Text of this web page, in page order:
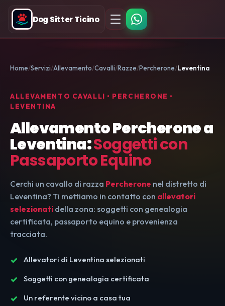
Dog Sitter Ticino
Home Servizi Allevamento Cavalli Razze Percherone Leventina
ALLEVAMENTO CAVALLI • PERCHERONE •
LEVENTINA
Allevamento Percherone a
Leventina:Soggetti con
Passaporto Equino
Cerchi un cavallo di razza Percherone nel distretto di
Leventina? Ti mettiamo in contatto con allevatori
selezionati della zona: soggetti con genealogia
certificata, passaporto equino e provenienza
tracciata.
Allevatori di Leventina selezionati
Soggetti con genealogia certificata
Un referente vicino a casa tua